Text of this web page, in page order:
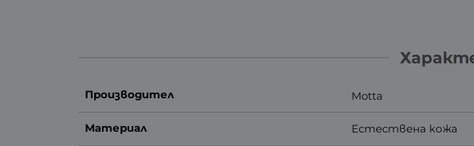
Производител Motta
Материал Естествена кожа